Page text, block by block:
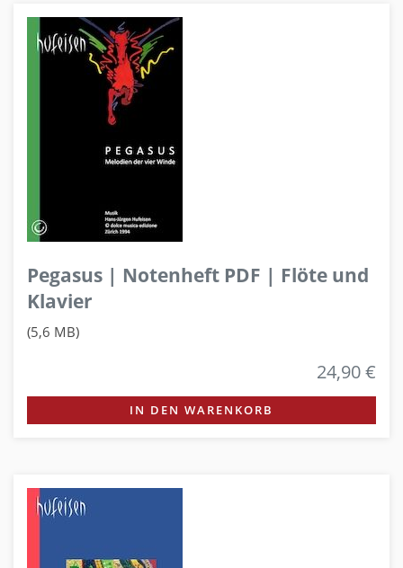
Pegasus | Notenheft PDF | Flöte und
Klavier
(5,6 MB)
24,90 €
IN DEN WARENKORB